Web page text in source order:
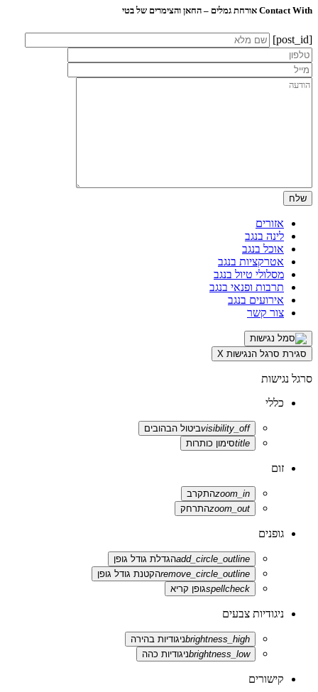
Contact With אורחת גמלים – החאן והצימרים של בטי
[post_id]
אזורים
לינה בנגב
אוכל בנגב
אטרקציות בנגב
מסלולי טיול בנגב
תרבות ופנאי בנגב
אירועים בנגב
צור קשר
סגירת סרגל הנגישות X
סרגל נגישות
כללי
visibility_offביטול הבהובים
titleסימון כותרות
זום
zoom_inהתקרב
zoom_outהתרחק
גופנים
add_circle_outlineהגדלת גודל גופן
remove_circle_outlineהקטנת גודל גופן
spellcheckגופן קריא
ניגודיות צבעים
brightness_highניגודיות בהירה
brightness_lowניגודיות כהה
קישורים